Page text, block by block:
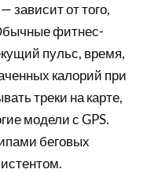
зависит от того,
фитнес-
пульс, время,
калорий при
треки на карте,
модели с GPS.
беговых